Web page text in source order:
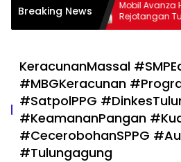
Breaking News
2
Lari
Mobil Avanza
Rejotangan
Temukan Botol
KeracunanMassal
#MBGKeracunan
#SatpolPPG
#KeamananPangan
#CecerobohanSPPG
#Tulungagung